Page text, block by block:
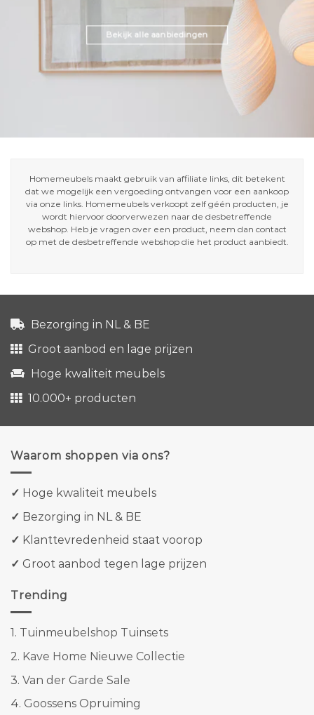
Bekijk alle aanbiedingen
Homemeubels maakt gebruik van affiliate links, dit betekent
dat we mogelijk een vergoeding ontvangen voor een aankoop
via onze links. Homemeubels verkoopt zelf géén producten, je
wordt hiervoor doorverwezen naar de desbetreffende
webshop. Heb je vragen over een product, neem dan contact
op met de desbetreffende webshop die het product aanbiedt.
Bezorging in NL & BE
Groot aanbod en lage prijzen
Hoge kwaliteit meubels
10.000+ producten
Waarom shoppen via ons?
✓ Hoge kwaliteit meubels
✓ Bezorging in NL & BE
✓ Klanttevredenheid staat voorop
✓ Groot aanbod tegen lage prijzen
Trending
1. Tuinmeubelshop Tuinsets
2. Kave Home Nieuwe Collectie
3. Van der Garde Sale
4. Goossens Opruiming